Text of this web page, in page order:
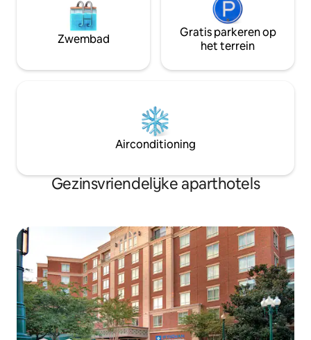
Zwembad
Gratis parkeren op
het terrein
Airconditioning
Gezinsvriendelijke aparthotels